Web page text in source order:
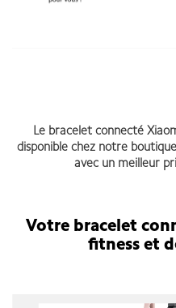
Le bracelet connecté
disponible chez notre boutique
avec un meilleur
Votre bracelet
fitness et